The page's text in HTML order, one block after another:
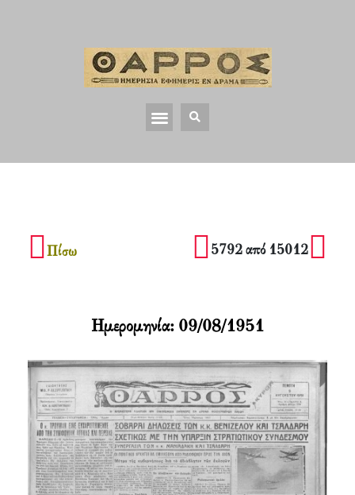
Πίσω 5792 από 15012
Ημερομηνία: 09/08/1951